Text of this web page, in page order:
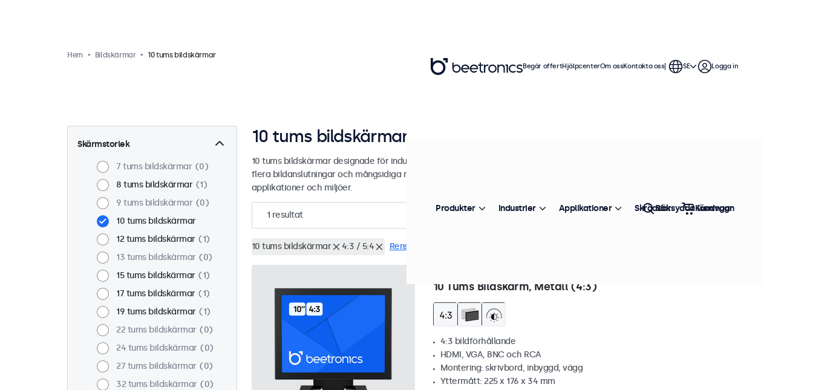
Hem Bildskärmar 10 tums bildskärmar
Skärmstorlek
7 tums bildskärmar
0
8 tums bildskärmar
1
9 tums bildskärmar
0
10 tums bildskärmar
12 tums bildskärmar
1
13 tums bildskärmar
0
15 tums bildskärmar
1
17 tums bildskärmar
1
19 tums bildskärmar
1
22 tums bildskärmar
0
24 tums bildskärmar
0
27 tums bildskärmar
0
32 tums bildskärmar
0
10 tums bildskärmar
10 tums bildskärmar designade för industriell och kommersiell användning. Våra 10 tums skärmar erbjuder
flera bildanslutningar och mångsidiga monteringsalternativ, vilket gör de enkla att sömlöst integrera i alla
applikationer och miljöer.
1 resultat Sortera efter Toppsäljare
10 tums bildskärmar 4:3 / 5:4 Rensa filter
10 Tums Bildskärm, Metall (4:3)
4:3 bildförhållande
HDMI, VGA, BNC och RCA
Montering: skrivbord, inbyggd, vägg
Yttermått: 225 x 176 x 34 mm
Begär offertHjälpcenterOm ossKontakta oss SE Logga in
Produkter Industrier Applikationer Skräddarsydda lösningar
Sök Kundvagn